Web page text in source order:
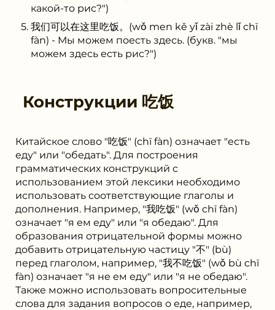
какой-то рис?")
我们可以在这里吃饭。(wǒ men kě yǐ zài zhè lǐ chī
fàn) - Мы можем поесть здесь. (букв. "мы
можем здесь есть рис?")
Конструкции 吃饭
Китайское слово "吃饭" (chī fàn) означает "есть
еду" или "обедать". Для построения
грамматических конструкций с
использованием этой лексики необходимо
использовать соответствующие глаголы и
дополнения. Например, "我吃饭" (wǒ chī fàn)
означает "я ем еду" или "я обедаю". Для
образования отрицательной формы можно
добавить отрицательную частицу "不" (bù)
перед глаголом, например, "我不吃饭" (wǒ bù chī
fàn) означает "я не ем еду" или "я не обедаю".
Также можно использовать вопросительные
слова для задания вопросов о еде, например,